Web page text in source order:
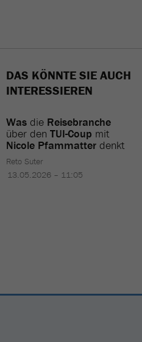
DAS KÖNNTE SIE AUCH
INTERESSIEREN
Was die Reisebranche
über den TUI-Coup mit
Nicole Pfammatter denkt
Reto Suter
13.05.2026 – 11:05